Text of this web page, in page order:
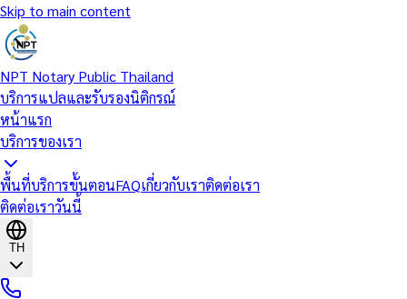
Skip to main content
NPT Notary Public Thailand
บริการแปลและรับรองนิติกรณ์
หน้าแรก
บริการของเรา
พื้นที่บริการขั้นตอนFAQเกี่ยวกับเราติดต่อเรา
ติดต่อเราวันนี้
TH